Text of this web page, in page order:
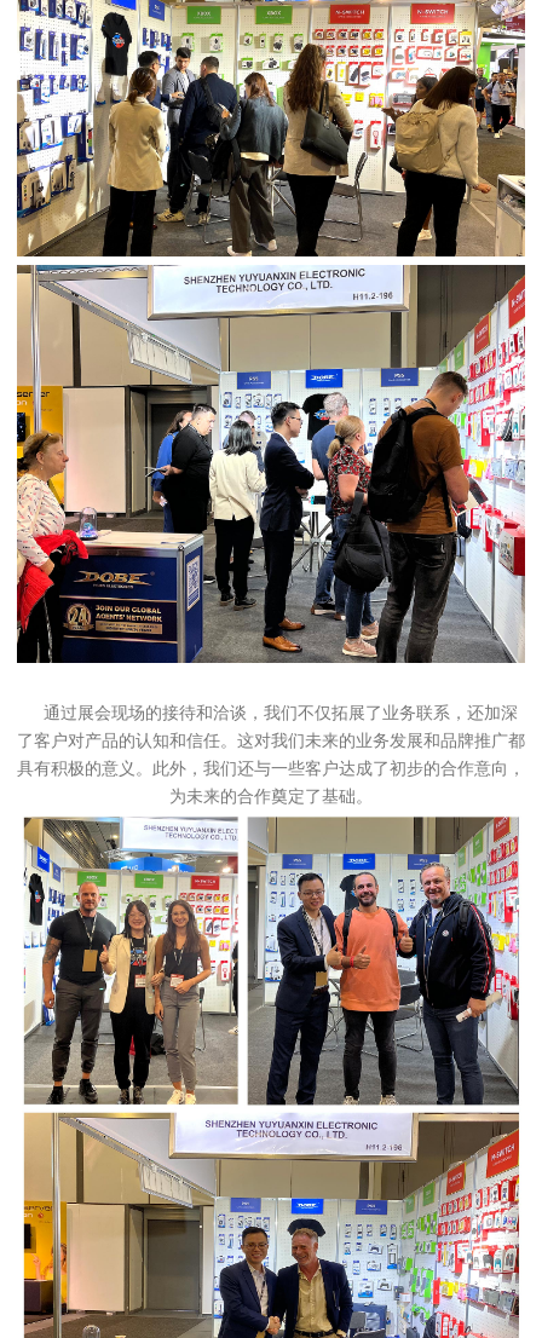
通过展会现场的接待和洽谈，我们不仅拓展了业务联系，还加深
了客户对产品的认知和信任。这对我们未来的业务发展和品牌推广都
具有积极的意义。此外，我们还与一些客户达成了初步的合作意向，
为未来的合作奠定了基础。